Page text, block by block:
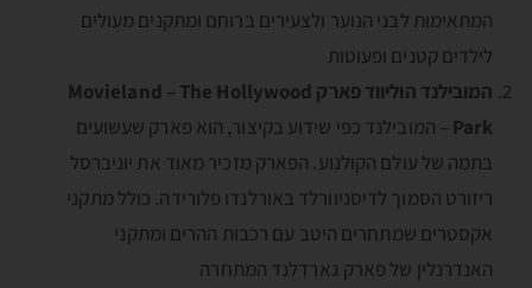
המתאימות לבני הנוער ולצעירים ברוחם ומתקנים מעולים
לילדים קטנים ופעוטות
המובילנד הוליווד פארק Movieland – The Hollywood
Park – המובילנד כפי שידוע בקיצור, הוא פארק שעשועים
בתמה של עולם הקולנוע. הפארק מזכיר מאוד את יוניברסל
ריזורט הסמוך לדיסניוורלד באורלנדו פלורידה. כולל מתקני
אקסטרים שמתחרים היטב עם רכבות ההרים ומתקני
האנדרנלין של פארק גארְדַלֶנד המתחרה